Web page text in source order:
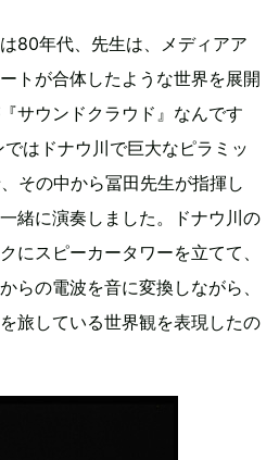
80年代、先生は、メディアア
トが合体したような世界を展開
サウンドクラウド』なんです
はドナウ川で巨大なピラミッ
その中から冨田先生が指揮し
緒に演奏しました。ドナウ川の
にスピーカータワーを立てて、
らの電波を音に変換しながら、
旅している世界観を表現したの